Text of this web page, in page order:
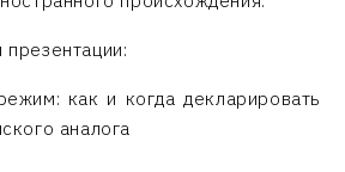
как и когда декларировать
аналога